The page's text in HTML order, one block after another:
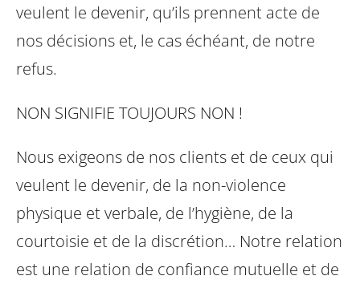
veulent le devenir, qu’ils prennent acte de
nos décisions et, le cas échéant, de notre
refus.
NON SIGNIFIE TOUJOURS NON !
Nous exigeons de nos clients et de ceux qui
veulent le devenir, de la non-violence
physique et verbale, de l’hygiène, de la
courtoisie et de la discrétion… Notre relation
est une relation de confiance mutuelle et de